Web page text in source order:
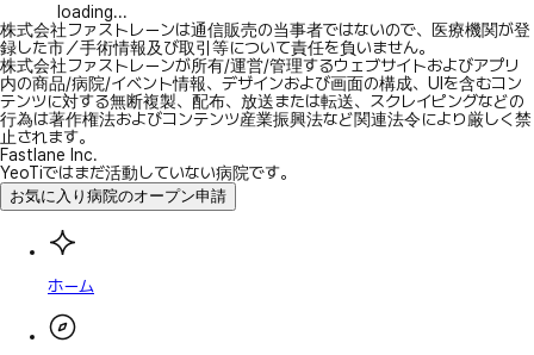
loading...
株式会社ファストレーンは通信販売の当事者ではないので、医療機関が登
録した市／手術情報及び取引等について責任を負いません。
株式会社ファストレーンが所有/運営/管理するウェブサイトおよびアプリ
内の商品/病院/イベント情報、デザインおよび画面の構成、UIを含むコン
テンツに対する無断複製、配布、放送または転送、スクレイピングなどの
行為は著作権法およびコンテンツ産業振興法など関連法令により厳しく禁
止されます。
Fastlane Inc.
YeoTiではまだ活動していない病院です。
お気に入り病院のオープン申請
ホーム